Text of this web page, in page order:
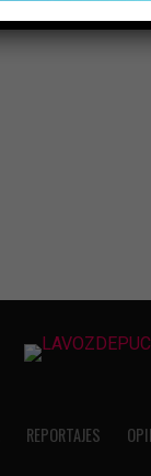
REPORTAJES